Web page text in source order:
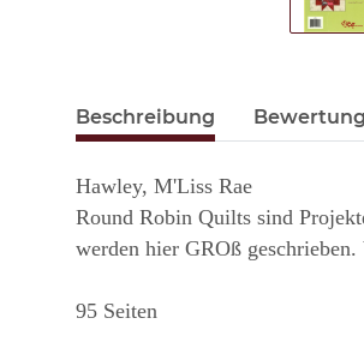
Beschreibung
Hawley, M'Liss Rae
Round Robin Quilts sind
werden hier GROß
95 Seiten